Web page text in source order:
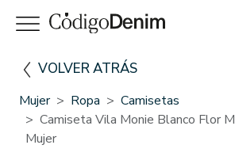
VOLVER ATRÁS
Mujer Ropa
Camisetas
Camiseta Vila Monie Blanco Flor
Mujer